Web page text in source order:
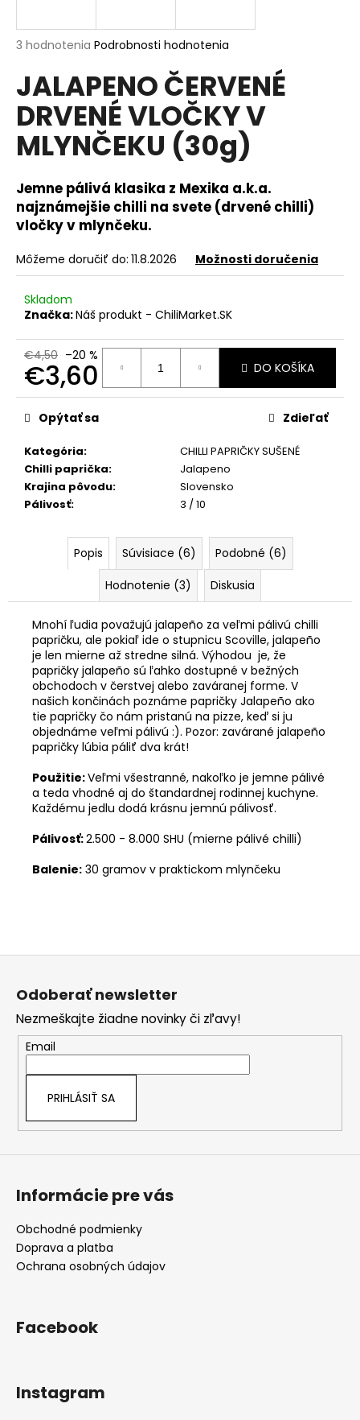
Priemerné
produktu
je
4,7
5
hviezdičiek.
3 hodnotenia Podrobnosti hodnotenia
JALAPENO ČERVENÉ
DRVENÉ VLOČKY V
MLYNČEKU (30g)
Jemne pálivá klasika z Mexika a.k.a.
najznámejšie chilli na svete (drvené chilli)
vločky v mlynčeku.
Môžeme doručiť do: 11.8.2026 Možnosti doručenia
Skladom
Značka:Náš produkt - ChiliMarket.SK
€4,50 –20 %
€3,60
Jednotková
cena:
DO KOŠÍKA
Kategória:
CHILLI PAPRIČKY SUŠENÉ
Chilli paprička:
Jalapeno
Krajina pôvodu:
Slovensko
Pálivosť: 3 / 10
Opýtať sa Zdieľať
Popis Súvisiace (6)
Podobné (6)
Hodnotenie (3)
Diskusia
Mnohí ľudia považujú jalapeño za veľmi pálivú chilli
papričku, ale pokiaľ ide o stupnicu Scoville, jalapeño
je len mierne až stredne silná. Výhodou je, že
papričky jalapeño sú ľahko dostupné v bežných
obchodoch v čerstvej alebo zaváranej forme. V
našich končinách poznáme papričky Jalapeño ako
tie papričky čo nám pristanú na pizze, keď si ju
objednáme veľmi pálivú :). Pozor: zavárané jalapeño
papričky lúbia páliť dva krát!
Použitie:Veľmi všestranné, nakoľko je jemne pálivé
a teda vhodné aj do štandardnej rodinnej kuchyne.
Každému jedlu dodá krásnu jemnú pálivosť.
Pálivosť:2.500 - 8.000 SHU (mierne pálivé chilli)
Balenie: 30 gramov v praktickom mlynčeku
j
ť
?
HĽADAŤ
O
d
p
o
ú
č
a
m
e
PÁRTY
PACK
"PÁLI
MA
Z
Odoberať newsletter
Nezmeškajte žiadne novinky či zľavy!
Email
PRIHLÁSIŤ SA
Informácie pre vás
Obchodné podmienky
Doprava a platba
Ochrana osobných údajov
Facebook
Instagram